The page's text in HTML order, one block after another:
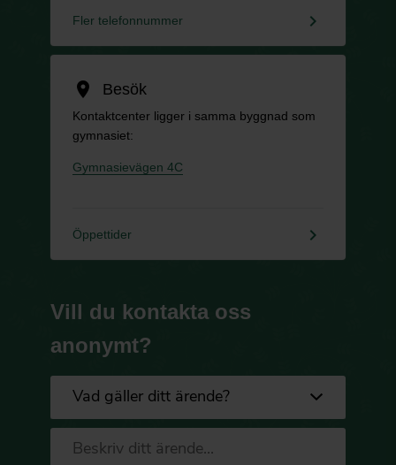
Fler telefonnummer keyboard_arrow_right
location_on Besök
Kontaktcenter ligger i samma byggnad som
gymnasiet:
Gymnasievägen 4C
Öppettider keyboard_arrow_right
Vill du kontakta oss
anonymt?